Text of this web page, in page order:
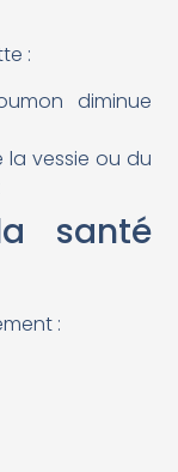
:
diminue
la vessie ou du
santé
: